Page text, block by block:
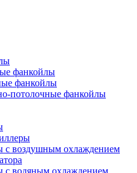
фанкойлы
фанкойлы
потолочные фанкойлы
с воздушным охлаждением
с водяным охлаждением